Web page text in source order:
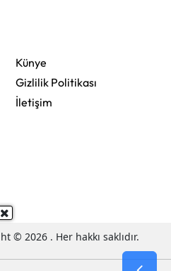
Künye
Gizlilik Politikası
İletişim
© 2026 . Her hakkı saklıdır.